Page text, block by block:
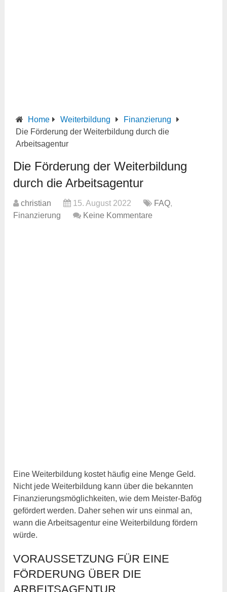
Home Weiterbildung
Finanzierung
Die Förderung der Weiterbildung durch die
Arbeitsagentur
Die Förderung der Weiterbildung
durch die Arbeitsagentur
christian 15. August 2022 FAQ,
Finanzierung
Keine Kommentare
Eine Weiterbildung kostet häufig eine Menge Geld.
Nicht jede Weiterbildung kann über die bekannten
Finanzierungsmöglichkeiten, wie dem Meister-Bafög
gefördert werden. Daher sehen wir uns einmal an,
wann die Arbeitsagentur eine Weiterbildung fördern
würde.
VORAUSSETZUNG FÜR EINE
FÖRDERUNG ÜBER DIE
ARBEITSAGENTUR